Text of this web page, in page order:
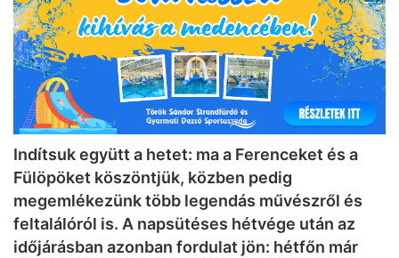
Indítsuk együtt a hetet: ma a Ferenceket és a
Fülöpöket köszöntjük, közben pedig
megemlékezünk több legendás művészről és
feltalálóról is. A napsütéses hétvége után az
időjárásban azonban fordulat jön: hétfőn már